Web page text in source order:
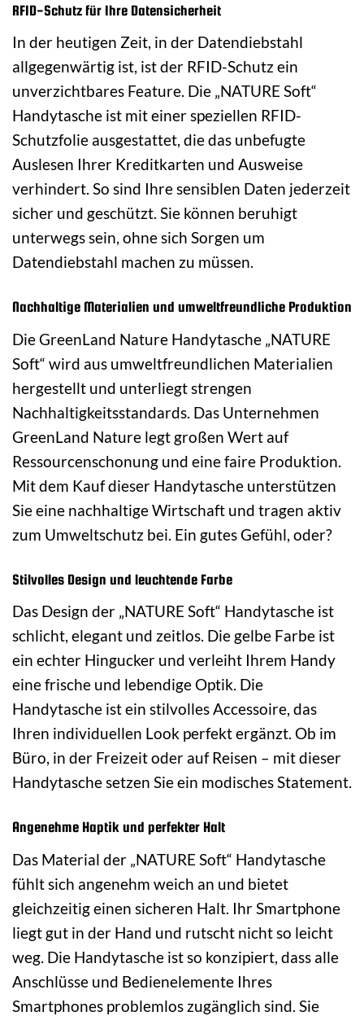
RFID-Schutz für Ihre Datensicherheit
In der heutigen Zeit, in der Datendiebstahl
allgegenwärtig ist, ist der RFID-Schutz ein
unverzichtbares Feature. Die „NATURE Soft“
Handytasche ist mit einer speziellen RFID-
Schutzfolie ausgestattet, die das unbefugte
Auslesen Ihrer Kreditkarten und Ausweise
verhindert. So sind Ihre sensiblen Daten jederzeit
sicher und geschützt. Sie können beruhigt
unterwegs sein, ohne sich Sorgen um
Datendiebstahl machen zu müssen.
Nachhaltige Materialien und umweltfreundliche Produktion
Die GreenLand Nature Handytasche „NATURE
Soft“ wird aus umweltfreundlichen Materialien
hergestellt und unterliegt strengen
Nachhaltigkeitsstandards. Das Unternehmen
GreenLand Nature legt großen Wert auf
Ressourcenschonung und eine faire Produktion.
Mit dem Kauf dieser Handytasche unterstützen
Sie eine nachhaltige Wirtschaft und tragen aktiv
zum Umweltschutz bei. Ein gutes Gefühl, oder?
Stilvolles Design und leuchtende Farbe
Das Design der „NATURE Soft“ Handytasche ist
schlicht, elegant und zeitlos. Die gelbe Farbe ist
ein echter Hingucker und verleiht Ihrem Handy
eine frische und lebendige Optik. Die
Handytasche ist ein stilvolles Accessoire, das
Ihren individuellen Look perfekt ergänzt. Ob im
Büro, in der Freizeit oder auf Reisen – mit dieser
Handytasche setzen Sie ein modisches Statement.
Angenehme Haptik und perfekter Halt
Das Material der „NATURE Soft“ Handytasche
fühlt sich angenehm weich an und bietet
gleichzeitig einen sicheren Halt. Ihr Smartphone
liegt gut in der Hand und rutscht nicht so leicht
weg. Die Handytasche ist so konzipiert, dass alle
Anschlüsse und Bedienelemente Ihres
Smartphones problemlos zugänglich sind. Sie